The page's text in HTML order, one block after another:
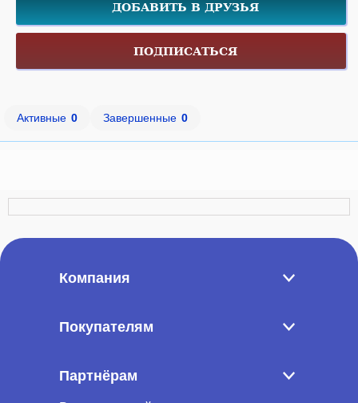
ДОБАВИТЬ В ДРУЗЬЯ
ПОДПИСАТЬСЯ
Активные 0 Завершенные 0
Компания
Покупателям
Партнёрам